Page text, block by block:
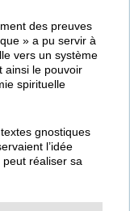
des preuves
» a pu servir à
vers un système
ainsi le pouvoir
spirituelle
gnostiques
l’idée
réaliser sa